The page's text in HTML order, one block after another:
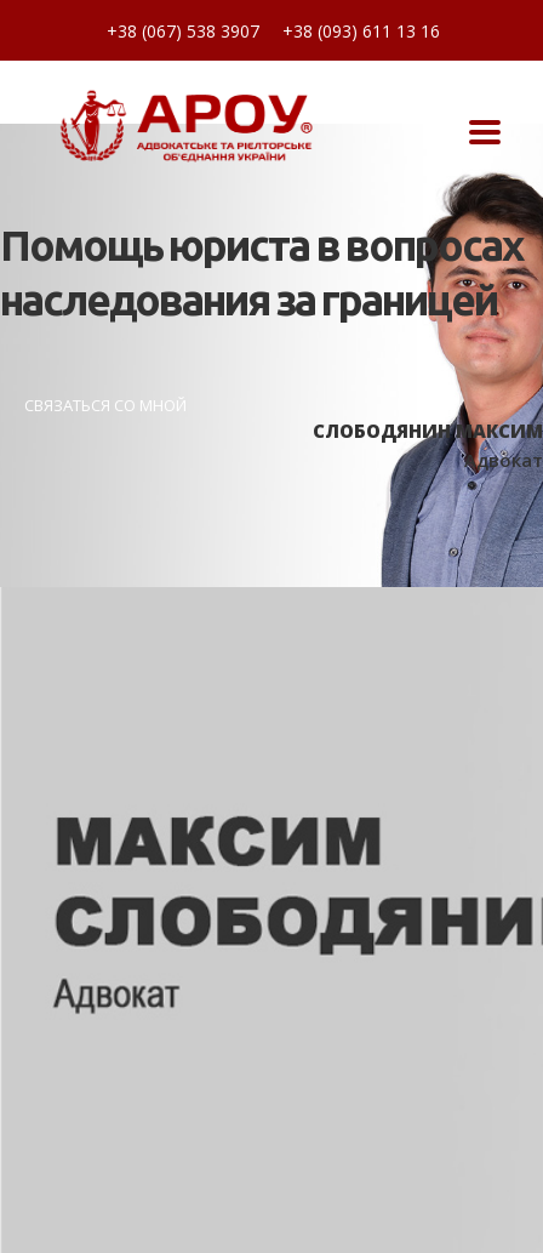
+38 (067) 538 3907 +38 (093) 611 13 16
Помощь юриста в вопросах
наследования за границей
СВЯЗАТЬСЯ СО МНОЙ
СЛОБОДЯНИН МАКСИМ
Адвокат